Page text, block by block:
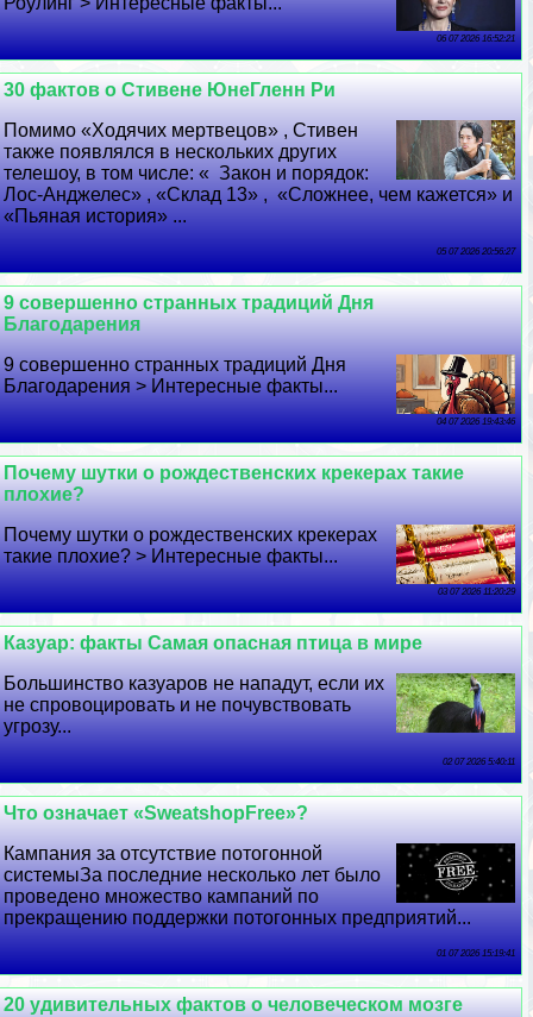
06 07 2026 16:52:21
30 фактов о Стивене ЮнеГленн Ри
Помимо «Ходячих мертвецов» , Стивен
также появлялся в нескольких других
телешоу, в том числе: « Закон и порядок:
Лос-Анджелес» , «Склад 13» , «Сложнее, чем кажется» и
«Пьяная история» ...
05 07 2026 20:56:27
9 совершенно странных традиций Дня
Благодарения
9 совершенно странных традиций Дня
Благодарения > Интересные факты...
04 07 2026 19:43:46
Почему шутки о рождественских крекерах такие
плохие?
Почему шутки о рождественских крекерах
такие плохие? > Интересные факты...
03 07 2026 11:20:29
Казуар: факты Самая опасная птица в мире
Большинство казуаров не нападут, если их
не спровоцировать и не почувствовать
угрозу...
02 07 2026 5:40:11
Что означает «SweatshopFree»?
Кампания за отсутствие потогонной
системыЗа последние несколько лет было
проведено множество кампаний по
прекращению поддержки потогонных предприятий...
01 07 2026 15:19:41
20 удивительных фактов о человеческом мозге